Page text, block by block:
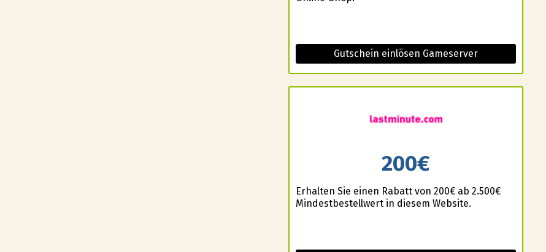
Gutschein einlösen Gameserver
200€
Erhalten Sie einen Rabatt von 200€ ab 2.500€
Mindestbestellwert in diesem Website.